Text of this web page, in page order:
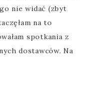
nie widać (zbyt
na to
spotkania z
dostawców. Na